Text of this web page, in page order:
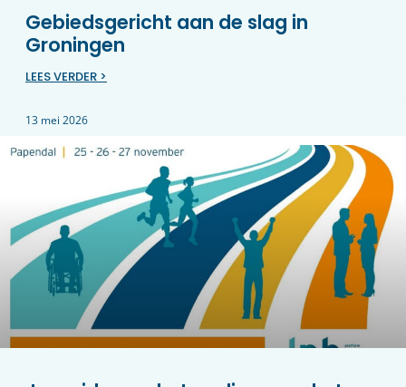
Gebiedsgericht aan de slag in
Groningen
LEES VERDER >
13 mei 2026